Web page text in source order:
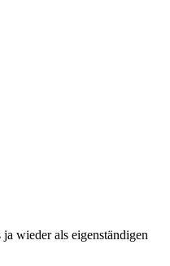
wieder als eigenständigen